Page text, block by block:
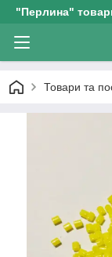
"Перлина"
Товари та